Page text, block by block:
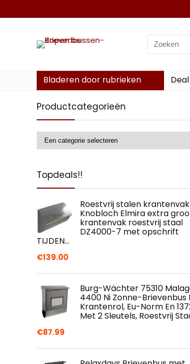
Search
for:
Bladeren door rubrieken
Productcategorieën
Topdeals!!
Roestvrij stalen
Knobloch Elmira extra
krantenvak roestvrij staal
DZ4000-7 met opschrift
TIJDEN…
€139.00
Burg-Wächter 75310
4400 Ni Zonne-Brievenbus
Krantenrol, Eu-Norm En
Met 2 Sleutels, Roestvrij
€87.99